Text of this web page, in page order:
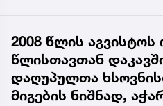
2008 წლის აგვისტოს
წლისთავთან
დაღუპულთა
მიგების ნიშნად,